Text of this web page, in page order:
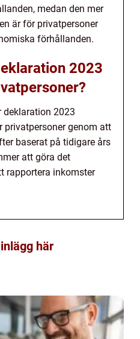
medan den mer
är för privatpersoner
förhållanden.
2023
2023
privatpersoner genom att
baserat på tidigare års
att göra det
rapportera inkomster
här